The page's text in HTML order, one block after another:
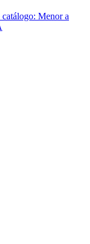
catálogo: Menor a